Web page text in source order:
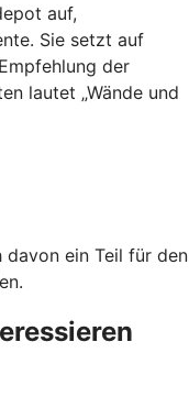
auf,
Sie setzt auf
der
lautet „Wände und
davon ein Teil für den